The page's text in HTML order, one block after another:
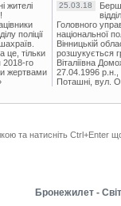
жителі
поліції
це, тільки
2018-го
жертвами
25.03.18
Головного
національної
Вінницькій
розшукується
Віталіївна
27.04.1996 р.н.,
Поташні, вул.
та натисніть Ctrl+Enter
Бронежилет -